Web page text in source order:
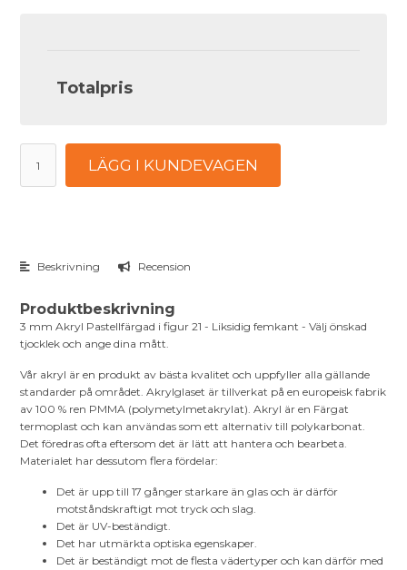
Totalpris
LÄGG I KUNDEVAGEN
Beskrivning Recension
Produktbeskrivning
3 mm Akryl Pastellfärgad i figur 21 - Liksidig femkant - Välj önskad
tjocklek och ange dina mått.
Vår akryl är en produkt av bästa kvalitet och uppfyller alla gällande
standarder på området. Akrylglaset är tillverkat på en europeisk fabrik
av 100 % ren PMMA (polymetylmetakrylat). Akryl är en Färgat
termoplast och kan användas som ett alternativ till polykarbonat.
Det föredras ofta eftersom det är lätt att hantera och bearbeta.
Materialet har dessutom flera fördelar:
Det är upp till 17 gånger starkare än glas och är därför
motståndskraftigt mot tryck och slag.
Det är UV-beständigt.
Det har utmärkta optiska egenskaper.
Det är beständigt mot de flesta vädertyper och kan därför med